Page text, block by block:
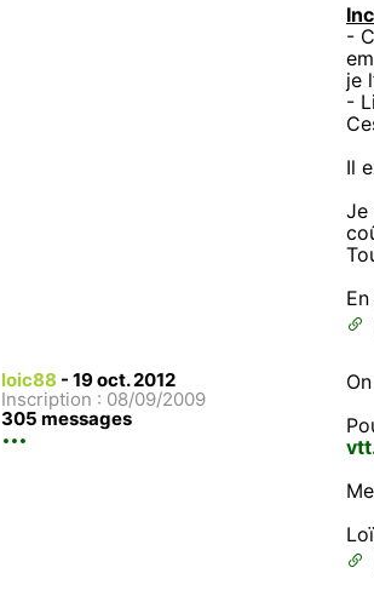
-
je
-
Il
Je
loic88 - 19 oct. 2012
Inscription : 08/09/2009
305 messages